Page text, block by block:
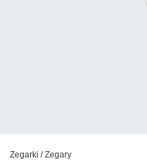
Zegarki / Zegary